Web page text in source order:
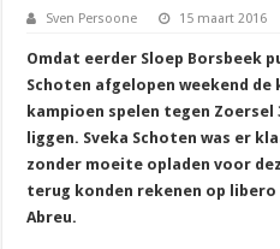
Sven Persoone 15 maart 2016
Omdat eerder Sloep Borsbeek
Schoten afgelopen weekend de
kampioen spelen tegen
liggen. Sveka Schoten was er
zonder moeite opladen voor
terug konden rekenen op libero
Abreu.